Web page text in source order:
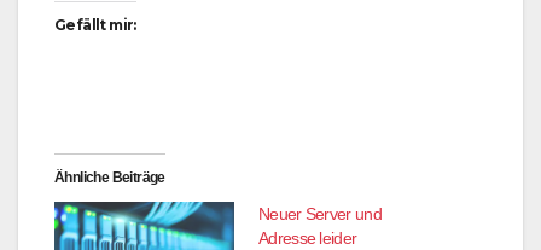
Gefällt mir:
Ähnliche Beiträge
Neuer Server und
Adresse leider